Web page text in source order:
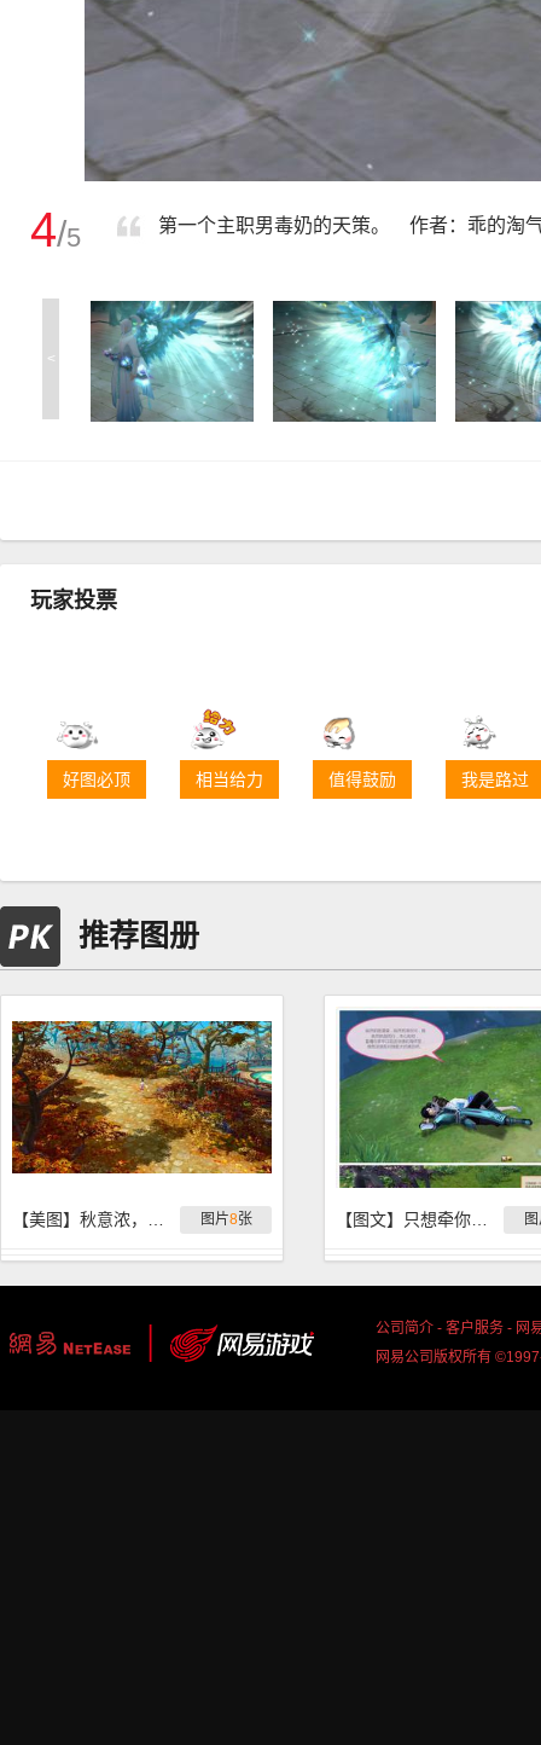
4/5 第一个主职男毒奶的天策。 作者：乖的淘
<
玩家投票
好图必顶 相当给力 值得鼓励 我是路过
推荐图册
图片8张
公司简介 - 客户服务 - 网
网易公司版权所有